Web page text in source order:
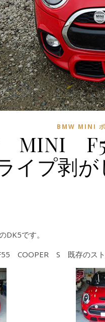
BMW MINI ボ
MINI
イプ剥
DK5です。
COOPER S 既存のストラ